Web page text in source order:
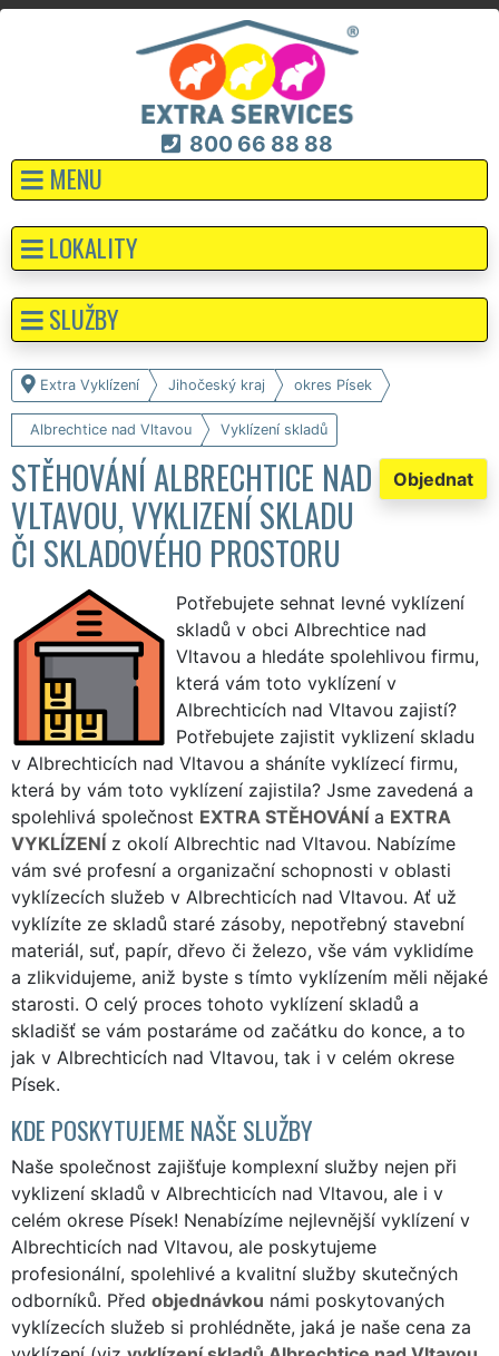
800 66 88 88
MENU
Extra Vyklízení Jihočeský kraj okres Písek
Albrechtice nad Vltavou Vyklízení skladů
Objednat
STĚHOVÁNÍ ALBRECHTICE NAD
VLTAVOU, VYKLIZENÍ SKLADU
ČI SKLADOVÉHO PROSTORU
Potřebujete sehnat levné vyklízení
skladů v obci Albrechtice nad
Vltavou a hledáte spolehlivou firmu,
která vám toto vyklízení v
Albrechticích nad Vltavou zajistí?
Potřebujete zajistit vyklizení skladu
v Albrechticích nad Vltavou a sháníte vyklízecí firmu,
která by vám toto vyklízení zajistila? Jsme zavedená a
spolehlivá společnost EXTRA STĚHOVÁNÍ a EXTRA
VYKLÍZENÍ z okolí Albrechtic nad Vltavou. Nabízíme
vám své profesní a organizační schopnosti v oblasti
vyklízecích služeb v Albrechticích nad Vltavou. Ať už
vyklízíte ze skladů staré zásoby, nepotřebný stavební
materiál, suť, papír, dřevo či železo, vše vám vyklidíme
a zlikvidujeme, aniž byste s tímto vyklízením měli nějaké
starosti. O celý proces tohoto vyklízení skladů a
skladišť se vám postaráme od začátku do konce, a to
jak v Albrechticích nad Vltavou, tak i v celém okrese
Písek.
KDE POSKYTUJEME NAŠE SLUŽBY
Naše společnost zajišťuje komplexní služby nejen při
vyklizení skladů v Albrechticích nad Vltavou, ale i v
celém okrese Písek! Nenabízíme nejlevnější vyklízení v
Albrechticích nad Vltavou, ale poskytujeme
profesionální, spolehlivé a kvalitní služby skutečných
odborníků. Před objednávkou námi poskytovaných
vyklízecích služeb si prohlédněte, jaká je naše cena za
LOKALITY
SLUŽBY